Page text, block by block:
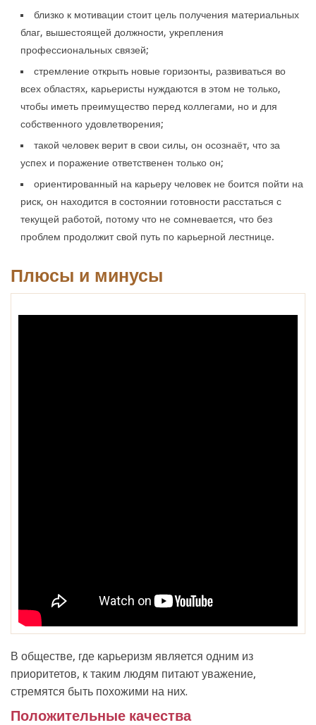
близко к мотивации стоит цель получения материальных
благ, вышестоящей должности, укрепления
профессиональных связей;
стремление открыть новые горизонты, развиваться во
всех областях, карьеристы нуждаются в этом не только,
чтобы иметь преимущество перед коллегами, но и для
собственного удовлетворения;
такой человек верит в свои силы, он осознаёт, что за
успех и поражение ответственен только он;
ориентированный на карьеру человек не боится пойти на
риск, он находится в состоянии готовности расстаться с
текущей работой, потому что не сомневается, что без
проблем продолжит свой путь по карьерной лестнице.
Плюсы и минусы
В обществе, где карьеризм является одним из
приоритетов, к таким людям питают уважение,
стремятся быть похожими на них.
Положительные качества